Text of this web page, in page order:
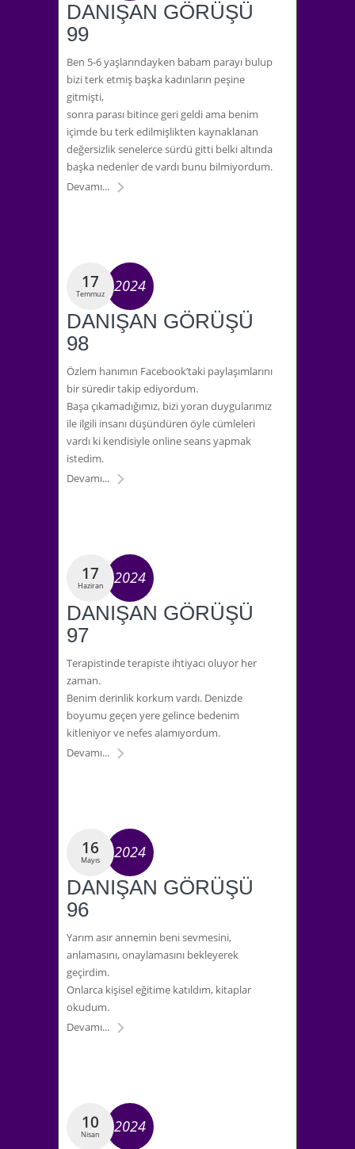
DANIŞAN GÖRÜŞÜ
99
Ben 5-6 yaşlarındayken babam parayı bulup
bizi terk etmiş başka kadınların peşine
gitmişti,
sonra parası bitince geri geldi ama benim
içimde bu terk edilmişlikten kaynaklanan
değersizlik senelerce sürdü gitti belki altında
başka nedenler de vardı bunu bilmiyordum.
Devamı...
17
Temmuz 2024
DANIŞAN GÖRÜŞÜ
98
Özlem hanımın Facebook’taki paylaşımlarını
bir süredir takip ediyordum.
Başa çıkamadığımız, bizi yoran duygularımız
ile ilgili insanı düşündüren öyle cümleleri
vardı ki kendisiyle online seans yapmak
istedim.
Devamı...
17
Haziran 2024
DANIŞAN GÖRÜŞÜ
97
Terapistinde terapiste ihtiyacı oluyor her
zaman.
Benim derinlik korkum vardı. Denizde
boyumu geçen yere gelince bedenim
kitleniyor ve nefes alamıyordum.
Devamı...
16
Mayıs 2024
DANIŞAN GÖRÜŞÜ
96
Yarım asır annemin beni sevmesini,
anlamasını, onaylamasını bekleyerek
geçirdim.
Onlarca kişisel eğitime katıldım, kitaplar
okudum.
Devamı...
10
Nisan 2024